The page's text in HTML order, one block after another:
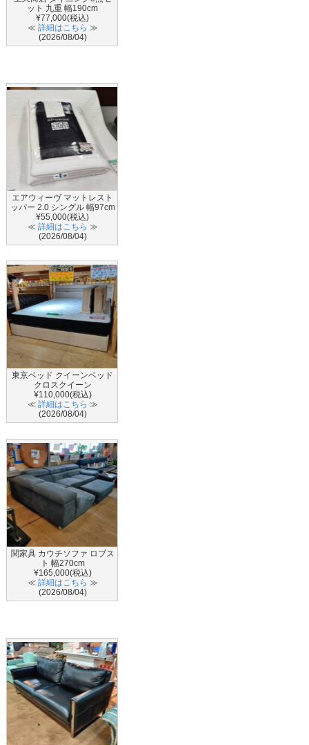
ット 九重 幅190cm
¥77,000(税込)
≪ 詳細はこちら ≫
(2026/08/04)
エアウィーヴ マットレスト
ッパー 2.0 シングル 幅97cm
¥55,000(税込)
≪ 詳細はこちら ≫
(2026/08/04)
東京ベッド クイーンベッド
クロスクイーン
¥110,000(税込)
≪ 詳細はこちら ≫
(2026/08/04)
関家具 カウチソファ ロブス
ト 幅270cm
¥165,000(税込)
≪ 詳細はこちら ≫
(2026/08/04)